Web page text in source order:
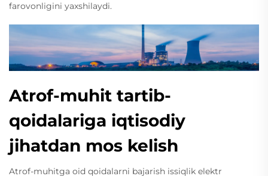
farovonligini yaxshilaydi.
Atrof-muhit tartib-
qoidalariga iqtisodiy
jihatdan mos kelish
Atrof-muhitga oid qoidalarni bajarish issiqlik elektr